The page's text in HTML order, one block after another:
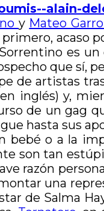
y Mateo
acaso
es
que sí,
de artistas
inglés) y,
de un gag
hasta sus
bebé o a la
son tan
razón
una
de Salma